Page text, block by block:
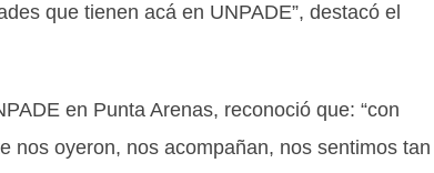
que tienen acá en UNPADE”, destacó el
en Punta Arenas, reconoció que: “con
nos oyeron, nos acompañan, nos sentimos tan